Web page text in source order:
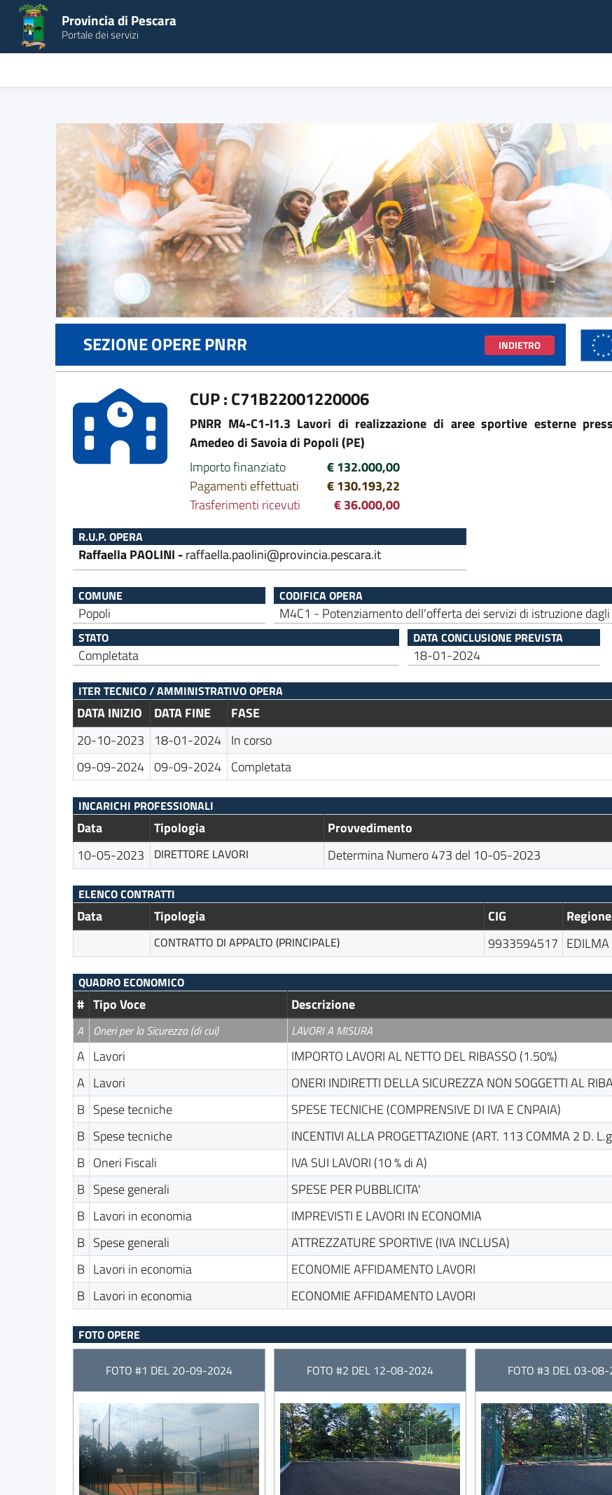
Provincia di Pescara
Portale dei servizi
SEZIONE OPERE PNRR INDIETRO
CUP : C71B22001220006
PNRR M4-C1-I1.3 Lavori di realizzazione di aree sportive esterne
Amedeo di Savoia di Popoli (PE)
Importo finanziato
€ 132.000,00
Pagamenti effettuati
€ 130.193,22
Trasferimenti ricevuti
€ 36.000,00
R.U.P. OPERA
Raffaella PAOLINI -raffaella.paolini@provincia.pescara.it
COMUNE
Popoli
CODIFICA OPERA
M4C1 - Potenziamento dell'offerta dei servizi di istruzione
STATO
Completata
DATA CONCLUSIONE PREVISTA
18-01-2024
ITER TECNICO / AMMINISTRATIVO OPERA
DATA INIZIO DATA FINE
FASE
20-10-2023
18-01-2024 In corso
09-09-2024 09-09-2024 Completata
INCARICHI PROFESSIONALI
Data Tipologia Provvedimento
10-05-2023
DIRETTORE LAVORI Determina Numero 473 del 10-05-2023
ELENCO CONTRATTI
Data Tipologia CIG
CONTRATTO DI APPALTO (PRINCIPALE) 9933594517 EDILMA
QUADRO ECONOMICO
# Tipo Voce Descrizione
A Oneri per la Sicurezza (di cui) LAVORI A MISURA
A Lavori IMPORTO LAVORI AL NETTO DEL RIBASSO (1.50%)
A Lavori ONERI INDIRETTI DELLA SICUREZZA NON SOGGETTI AL
B Spese tecniche SPESE TECNICHE (COMPRENSIVE DI IVA E CNPAIA)
B Spese tecniche INCENTIVI ALLA PROGETTAZIONE (ART. 113 COMMA 2 D.
B Oneri Fiscali IVA SUI LAVORI (10 % di A)
B Spese generali SPESE PER PUBBLICITA'
B Lavori in economia IMPREVISTI E LAVORI IN ECONOMIA
B Spese generali ATTREZZATURE SPORTIVE (IVA INCLUSA)
B Lavori in economia ECONOMIE AFFIDAMENTO LAVORI
B Lavori in economia ECONOMIE AFFIDAMENTO LAVORI
FOTO OPERE
FOTO #1 DEL 20-09-2024 FOTO #2 DEL 12-08-2024 FOTO #3 DEL 03-